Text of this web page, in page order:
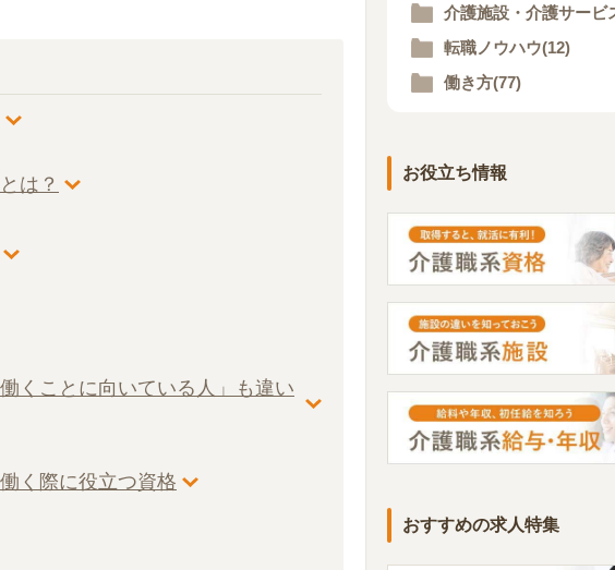
は？
くことに向いている人」も違い
く際に役立つ資格
介護施設・介護サービ
転職ノウハウ(12)
働き方(77)
お役立ち情報
おすすめの求人特集